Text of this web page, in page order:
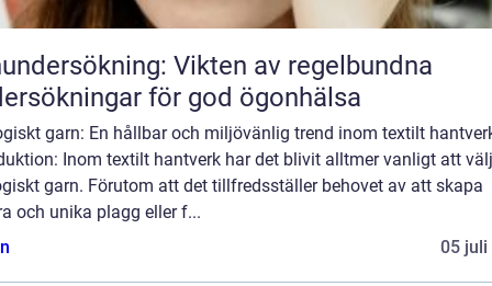
Vikten av regelbundna
för god ögonhälsa
garn: En hållbar och miljövänlig trend inom textilt
Inom textilt hantverk har det blivit alltmer vanligt att
garn. Förutom att det tillfredsställer behovet av att skapa
och unika plagg eller f...
05 juli